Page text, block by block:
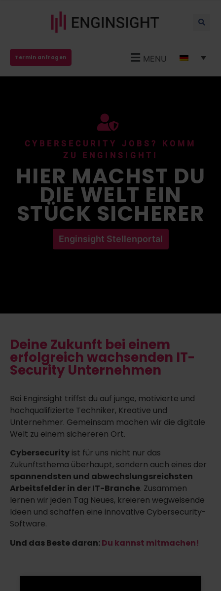
Termin anfragen MENU
CYBERSECURITY JOBS? KOMM
ZU ENGINSIGHT!
HIER MACHST DU
DIE WELT EIN
STÜCK SICHERER
Enginsight Stellenportal
Deine Zukunft bei einem
erfolgreich wachsenden IT-
Security Unternehmen
Bei Enginsight triffst du auf junge, motivierte und
hochqualifizierte Techniker, Kreative und
Unternehmer. Gemeinsam machen wir die digitale
Welt zu einem sichereren Ort.
Cybersecurity ist für uns nicht nur das
Zukunftsthema überhaupt, sondern auch eines der
spannendsten und abwechslungsreichsten
Arbeitsfelder in der IT-Branche. Zusammen
lernen wir jeden Tag Neues, kreieren wegweisende
Ideen und schaffen eine innovative Cybersecurity-
Software.
Und das Beste daran:Du kannst mitmachen!